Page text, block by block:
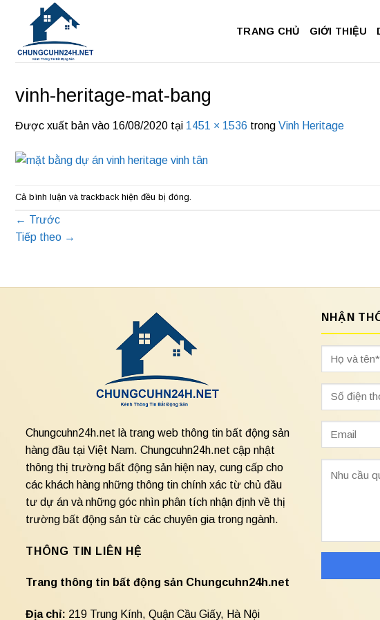
dung
TRANG CHỦ GIỚI THIỆU
vinh-heritage-mat-bang
Được xuất bản vào 16/08/2020 tại 1451 × 1536 trong Vinh Heritage
Cả bình luận và trackback hiện đều bị đóng.
← Trước
Tiếp theo →
Chungcuhn24h.net là trang web thông tin bất động sản
hàng đầu tại Việt Nam. Chungcuhn24h.net cập nhật
thông thị trường bất động sản hiện nay, cung cấp cho
các khách hàng những thông tin chính xác từ chủ đầu
tư dự án và những góc nhìn phân tích nhận định về thị
trường bất động sản từ các chuyên gia trong ngành.
THÔNG TIN LIÊN HỆ
Trang thông tin bất động sản Chungcuhn24h.net
Địa chỉ: 219 Trung Kính, Quận Cầu Giấy, Hà Nội
NHẬN